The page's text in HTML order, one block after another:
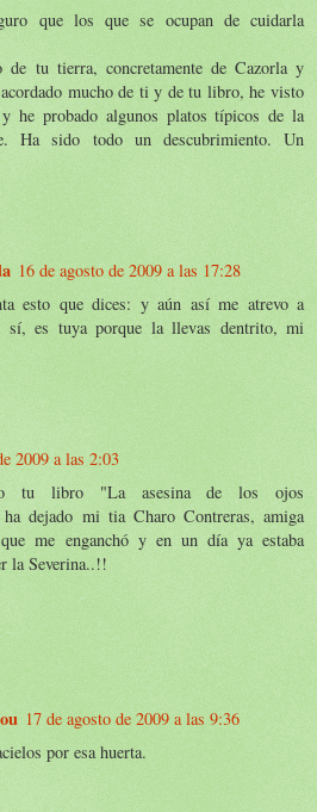
que los que se ocupan de cuidarla
tu tierra, concretamente de Cazorla y
mucho de ti y de tu libro, he visto
he probado algunos platos típicos de la
Ha sido todo un descubrimiento. Un
16 de agosto de 2009 a las 17:28
esto que dices: y aún así me atrevo a
sí, es tuya porque la llevas dentrito, mi
2009 a las 2:03
tu libro "La asesina de los ojos
ha dejado mi tia Charo Contreras, amiga
me enganchó y en un día ya estaba
la Severina..!!
17 de agosto de 2009 a las 9:36
por esa huerta.